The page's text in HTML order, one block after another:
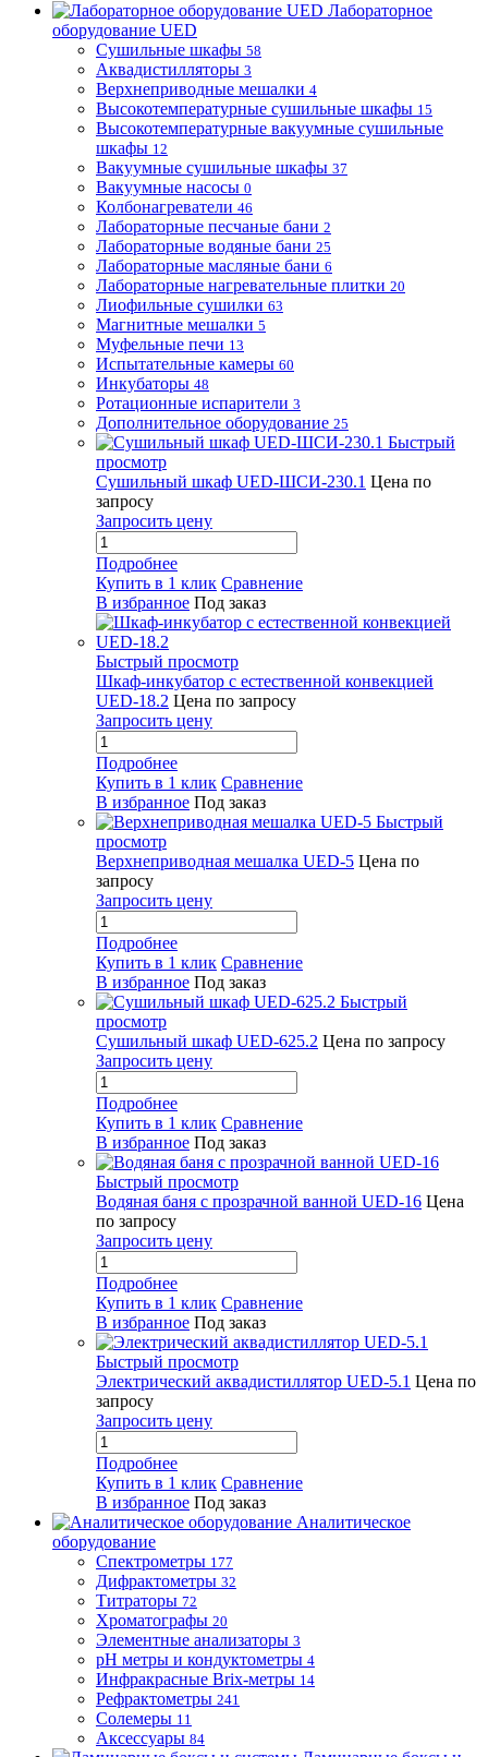
Лабораторное
оборудование UED
Сушильные шкафы 58
Аквадистилляторы 3
Верхнеприводные мешалки 4
Высокотемпературные сушильные шкафы 15
Высокотемпературные вакуумные сушильные
шкафы 12
Вакуумные сушильные шкафы 37
Вакуумные насосы 0
Колбонагреватели 46
Лабораторные песчаные бани 2
Лабораторные водяные бани 25
Лабораторные масляные бани 6
Лабораторные нагревательные плитки 20
Лиофильные сушилки 63
Магнитные мешалки 5
Муфельные печи 13
Испытательные камеры 60
Инкубаторы 48
Ротационные испарители 3
Дополнительное оборудование 25
Быстрый
просмотр
Сушильный шкаф UED-ШСИ-230.1 Цена по
запросу
Запросить цену
Подробнее
Купить в 1 клик Сравнение
В избранное Под заказ
Быстрый просмотр
Шкаф-инкубатор с естественной конвекцией
UED-18.2 Цена по запросу
Запросить цену
Подробнее
Купить в 1 клик Сравнение
В избранное Под заказ
Быстрый
просмотр
Верхнеприводная мешалка UED-5 Цена по
запросу
Запросить цену
Подробнее
Купить в 1 клик Сравнение
В избранное Под заказ
Быстрый
просмотр
Сушильный шкаф UED-625.2 Цена по запросу
Запросить цену
Подробнее
Купить в 1 клик Сравнение
В избранное Под заказ
Быстрый просмотр
Водяная баня с прозрачной ванной UED-16 Цена
по запросу
Запросить цену
Подробнее
Купить в 1 клик Сравнение
В избранное Под заказ
Быстрый просмотр
Электрический аквадистиллятор UED-5.1 Цена по
запросу
Запросить цену
Подробнее
Купить в 1 клик Сравнение
В избранное Под заказ
Аналитическое
оборудование
Спектрометры 177
Дифрактометры 32
Титраторы 72
Хроматографы 20
Элементные анализаторы 3
pH метры и кондуктометры 4
Инфракрасные Brix-метры 14
Рефрактометры 241
Солемеры 11
Аксессуары 84